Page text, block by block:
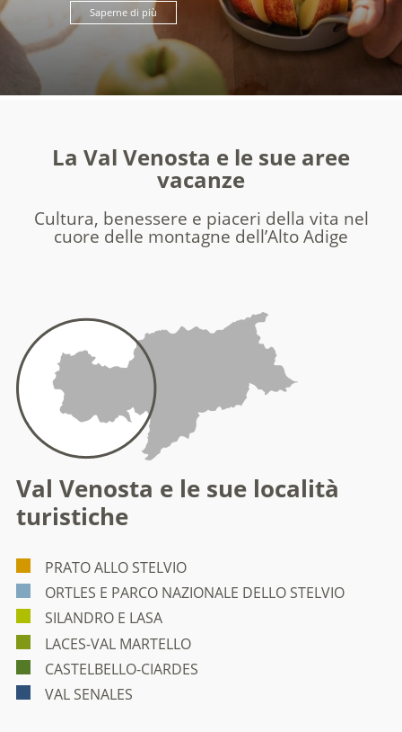
Saperne di più
La Val Venosta e le sue aree
vacanze
Cultura, benessere e piaceri della vita nel
cuore delle montagne dell’Alto Adige
Val Venosta e le sue località
turistiche
PRATO ALLO STELVIO
ORTLES E PARCO NAZIONALE DELLO STELVIO
SILANDRO E LASA
LACES-VAL MARTELLO
CASTELBELLO-CIARDES
VAL SENALES